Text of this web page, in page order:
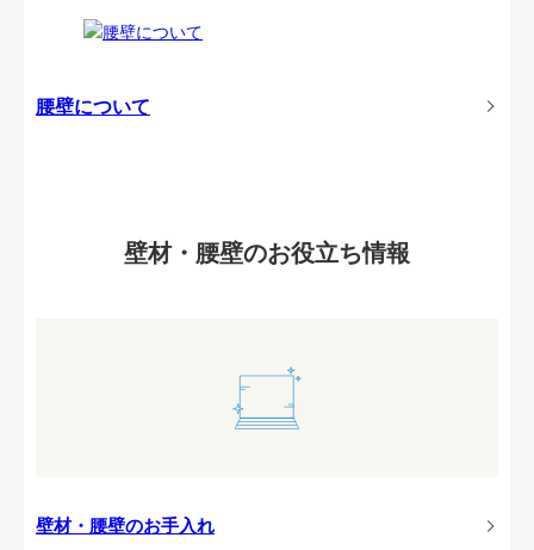
腰壁について
壁材・腰壁のお役立ち情報
壁材・腰壁のお手入れ